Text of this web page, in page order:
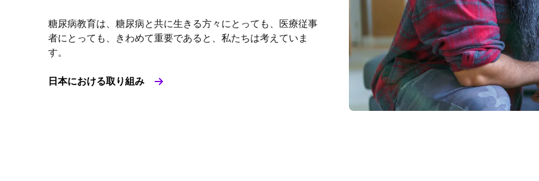
糖尿病教育は、糖尿病と共に生きる方々にとっても、医療従事
者にとっても、きわめて重要であると、私たちは考えていま
す。
日本における取り組み